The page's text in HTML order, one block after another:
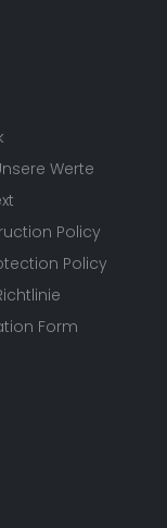
Werte
Policy
Policy
Form